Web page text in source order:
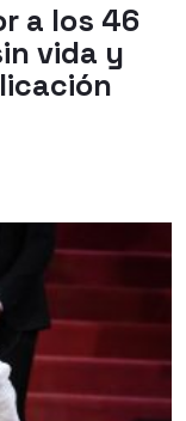
a los 46
vida y